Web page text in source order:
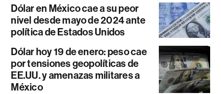
Dólar en México cae a su peor
nivel desde mayo de 2024 ante
política de Estados Unidos
Dólar hoy 19 de enero: peso cae
por tensiones geopolíticas de
EE.UU. y amenazas militares a
México